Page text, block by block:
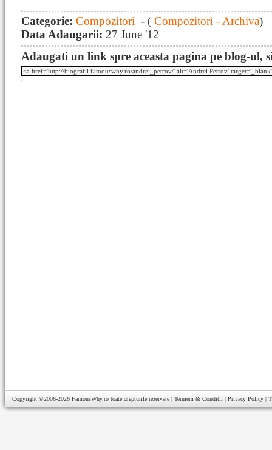
Categorie: Compozitori - ( Compozitori - Archiva)
Data Adaugarii: 27 June '12
Adaugati un link spre aceasta pagina pe blog-ul,
Copyright ©2006-2026 FamousWhy.ro toate drepturile rezervate | Termeni & Conditii | Privacy Policy |